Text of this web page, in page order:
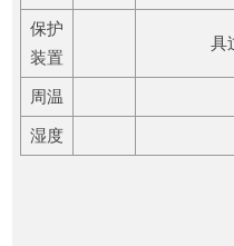
保护
装置
具
周温
湿度